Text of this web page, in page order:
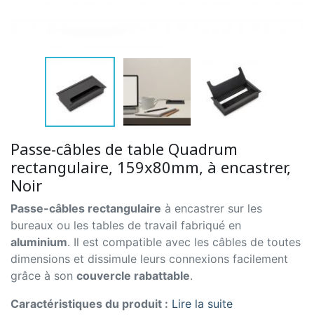
Passe-câbles de table Quadrum
rectangulaire, 159x80mm, à encastrer,
Noir
Passe-câbles rectangulaire à encastrer sur les
bureaux ou les tables de travail fabriqué en
aluminium. Il est compatible avec les câbles de toutes
dimensions et dissimule leurs connexions facilement
grâce à son couvercle rabattable.
Caractéristiques du produit : Lire la suite